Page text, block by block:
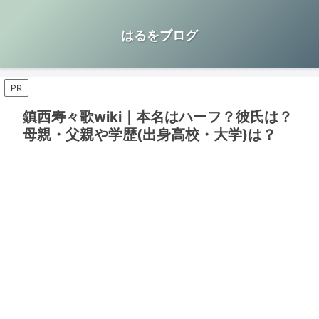
はるをブログ
PR
鎮西寿々歌wiki｜本名はハーフ？彼氏は？
母親・父親や学歴(出身高校・大学)は？